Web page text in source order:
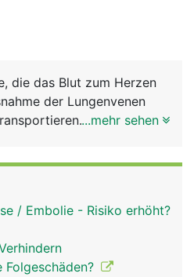
die das Blut zum Herzen
der Lungenvenen
Der Blutdruck
...mehr sehen
/ Embolie - Risiko erhöht?
Folgeschäden?